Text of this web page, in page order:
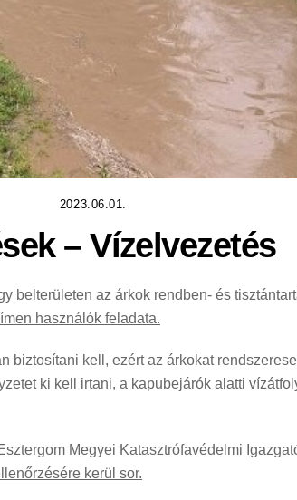
2023.06.01.
– Vízelvezetés
belterületen az árkok rendben- és
használók feladata.
biztosítani kell, ezért az árkokat
ki kell irtani, a kapubejárók alatti
Megyei Katasztrófavédelmi
kerül sor.